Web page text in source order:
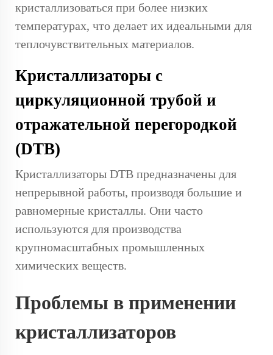
кристаллизоваться при более низких
температурах, что делает их идеальными для
теплочувствительных материалов.
Кристаллизаторы с
циркуляционной трубой и
отражательной перегородкой
(DTB)
Кристаллизаторы DTB предназначены для
непрерывной работы, производя большие и
равномерные кристаллы. Они часто
используются для производства
крупномасштабных промышленных
химических веществ.
Проблемы в применении
кристаллизаторов